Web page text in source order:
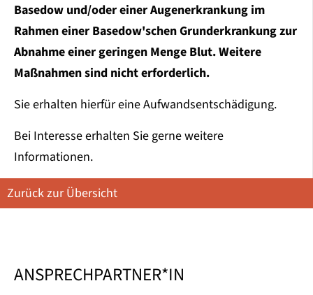
Basedow und/oder einer Augenerkrankung im
Rahmen einer Basedow'schen Grunderkrankung zur
Abnahme einer geringen Menge Blut. Weitere
Maßnahmen sind nicht erforderlich.
Sie erhalten hierfür eine Aufwandsentschädigung.
Bei Interesse erhalten Sie gerne weitere
Informationen.
Zurück zur Übersicht
ANSPRECHPARTNER*IN